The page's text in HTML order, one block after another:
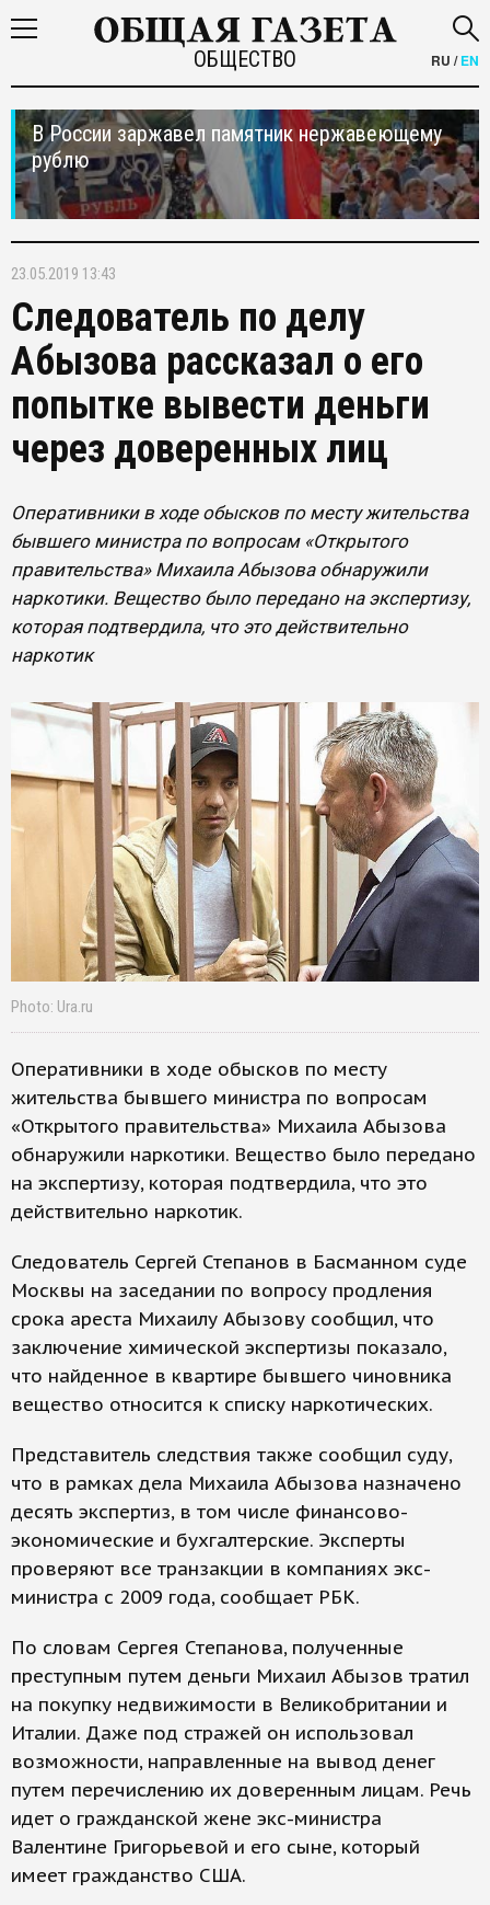
ОБЩЕСТВО RU /EN
В России заржавел памятник нержавеющему
рублю
23.05.2019 13:43
Следователь по делу
Абызова рассказал о его
попытке вывести деньги
через доверенных лиц
Оперативники в ходе обысков по месту жительства
бывшего министра по вопросам «Открытого
правительства» Михаила Абызова обнаружили
наркотики. Вещество было передано на экспертизу,
которая подтвердила, что это действительно
наркотик
Photo: Ura.ru
Оперативники в ходе обысков по месту
жительства бывшего министра по вопросам
«Открытого правительства» Михаила Абызова
обнаружили наркотики. Вещество было передано
на экспертизу, которая подтвердила, что это
действительно наркотик.
Следователь Сергей Степанов в Басманном суде
Москвы на заседании по вопросу продления
срока ареста Михаилу Абызову сообщил, что
заключение химической экспертизы показало,
что найденное в квартире бывшего чиновника
вещество относится к списку наркотических.
Представитель следствия также сообщил суду,
что в рамках дела Михаила Абызова назначено
десять экспертиз, в том числе финансово-
экономические и бухгалтерские. Эксперты
проверяют все транзакции в компаниях экс-
министра с 2009 года, сообщает РБК.
По словам Сергея Степанова, полученные
преступным путем деньги Михаил Абызов тратил
на покупку недвижимости в Великобритании и
Италии. Даже под стражей он использовал
возможности, направленные на вывод денег
путем перечислению их доверенным лицам. Речь
идет о гражданской жене экс-министра
Валентине Григорьевой и его сыне, который
имеет гражданство США.